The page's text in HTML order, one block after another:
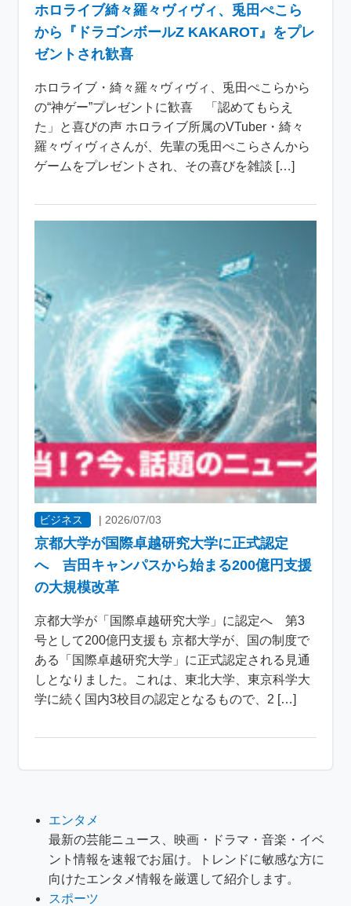
ホロライブ綺々羅々ヴィヴィ、兎田ぺこら
から『ドラゴンボールZ KAKAROT』をプレ
ゼントされ歓喜
ホロライブ・綺々羅々ヴィヴィ、兎田ぺこらから
の“神ゲー”プレゼントに歓喜 「認めてもらえ
た」と喜びの声 ホロライブ所属のVTuber・綺々
羅々ヴィヴィさんが、先輩の兎田ぺこらさんから
ゲームをプレゼントされ、その喜びを雑談 […]
ビジネス | 2026/07/03
京都大学が国際卓越研究大学に正式認定
へ 吉田キャンパスから始まる200億円支援
の大規模改革
京都大学が「国際卓越研究大学」に認定へ 第3
号として200億円支援も 京都大学が、国の制度で
ある「国際卓越研究大学」に正式認定される見通
しとなりました。これは、東北大学、東京科学大
学に続く国内3校目の認定となるもので、2 […]
エンタメ
最新の芸能ニュース、映画・ドラマ・音楽・イベ
ント情報を速報でお届け。トレンドに敏感な方に
向けたエンタメ情報を厳選して紹介します。
スポーツ